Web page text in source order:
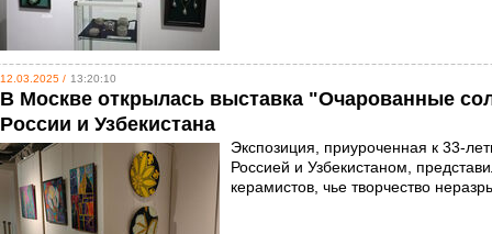
12.03.2025 / 13:20:10
В Москве открылась выставка "Очарованные
России и Узбекистана
Экспозиция, приуроченная к 33-
Россией и Узбекистаном,
керамистов, чье творчество